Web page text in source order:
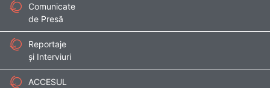
Comunicate
de Presă
Reportaje
și Interviuri
ACCESUL